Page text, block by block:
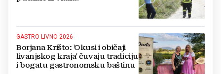
GASTRO LIVNO 2026
Borjana Krišto: 'Okusi i običaji
livanjskog kraja' čuvaju tradiciju
i bogatu gastronomsku baštinu